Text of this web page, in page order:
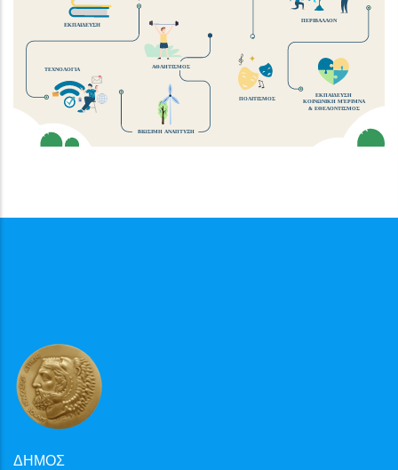
ΠΕΡΙΒΑΛΛΟΝ
ΤΕΧΝΟΛΟΓΙΑ
ΕΚΠΑΙΔΕΥΣΗ
ΚΟΙΝΩΝΙΚΗ ΜΈΡΙΜΝΑ
& ΕΘΕΛΟΝΤΙΣΜΟΣ
ΕΚΠΑΙΔΕΥΣΗ
ΑΘΛΗΤΙΣΜΟΣ
ΒΙΩΣΙΜΗ ΑΝΑΠΤΥΞΗ
ΠΟΛΙΤΙΣΜΟΣ
ΔΗΜΟΣ